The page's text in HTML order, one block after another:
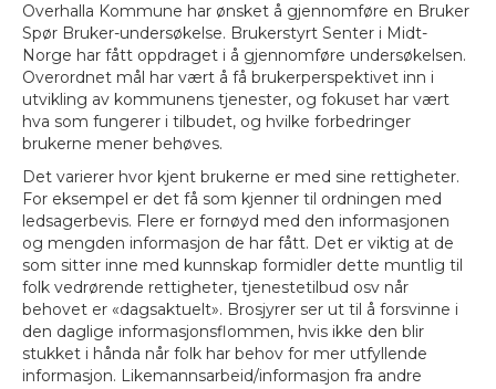
Overhalla Kommune har ønsket å gjennomføre en Bruker
Spør Bruker-undersøkelse. Brukerstyrt Senter i Midt-
Norge har fått oppdraget i å gjennomføre undersøkelsen.
Overordnet mål har vært å få brukerperspektivet inn i
utvikling av kommunens tjenester, og fokuset har vært
hva som fungerer i tilbudet, og hvilke forbedringer
brukerne mener behøves.
Det varierer hvor kjent brukerne er med sine rettigheter.
For eksempel er det få som kjenner til ordningen med
ledsagerbevis. Flere er fornøyd med den informasjonen
og mengden informasjon de har fått. Det er viktig at de
som sitter inne med kunnskap formidler dette muntlig til
folk vedrørende rettigheter, tjenestetilbud osv når
behovet er «dagsaktuelt». Brosjyrer ser ut til å forsvinne i
den daglige informasjonsflommen, hvis ikke den blir
stukket i hånda når folk har behov for mer utfyllende
informasjon. Likemannsarbeid/informasjon fra andre